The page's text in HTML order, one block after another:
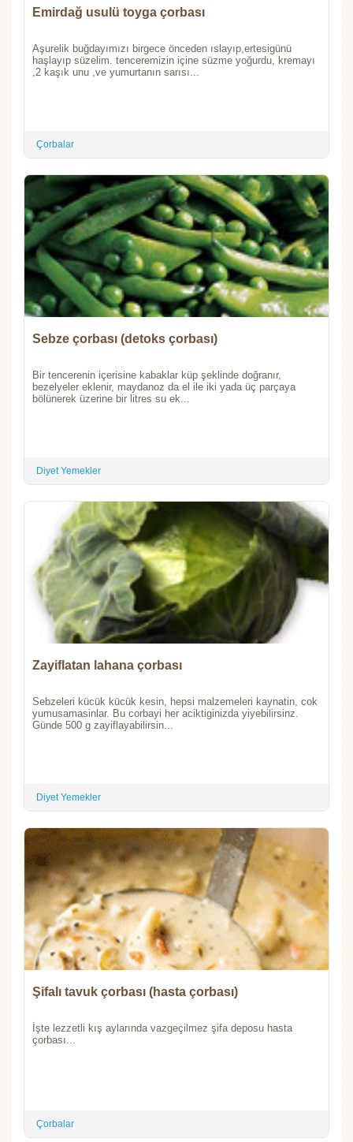
Emirdağ usulü toyga çorbası
Aşurelik buğdayımızı birgece önceden ıslayıp,ertesigünü
haşlayıp süzelim. tenceremizin içine süzme yoğurdu, kremayı
,2 kaşık unu ,ve yumurtanın sarısı...
Çorbalar
Sebze çorbası (detoks çorbası)
Bir tencerenin içerisine kabaklar küp şeklinde doğranır,
bezelyeler eklenir, maydanoz da el ile iki yada üç parçaya
bölünerek üzerine bir litres su ek...
Diyet Yemekler
Zayiflatan lahana çorbası
Sebzeleri kücük kücük kesin, hepsi malzemeleri kaynatin, cok
yumusamasinlar. Bu corbayi her aciktiginizda yiyebilirsinz.
Günde 500 g zayiflayabilirsin...
Diyet Yemekler
Şifalı tavuk çorbası (hasta çorbası)
İşte lezzetli kış aylarında vazgeçilmez şifa deposu hasta
çorbası...
Çorbalar